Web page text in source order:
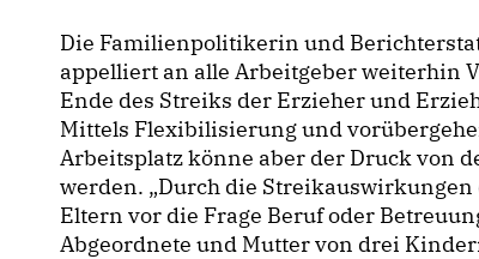
Die Familienpolitikerin und
appelliert an alle Arbeitgeber weiterhin
Ende des Streiks der Erzieher und
Mittels Flexibilisierung und
Arbeitsplatz könne aber der Druck von
werden. „Durch die
Eltern vor die Frage Beruf oder
Abgeordnete und Mutter von drei